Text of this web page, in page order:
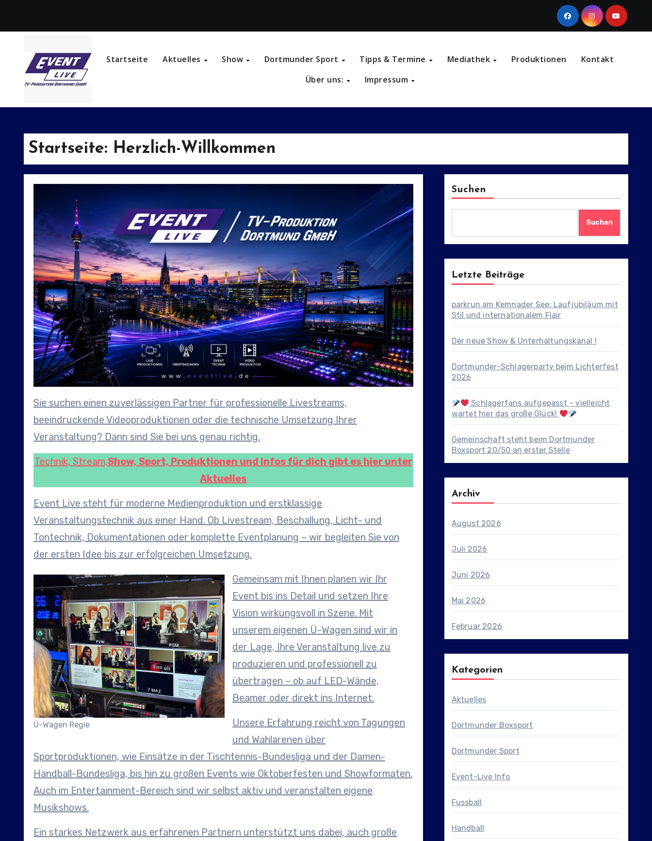
springen
Startseite Aktuelles Show Dortmunder Sport Tipps & Termine Mediathek Produktionen
Kontakt
Über uns:
Impressum
Startseite: Herzlich-Willkommen
Sie suchen einen zuverlässigen Partner für professionelle Livestreams,
beeindruckende Videoproduktionen oder die technische Umsetzung Ihrer
Veranstaltung? Dann sind Sie bei uns genau richtig.
Technik, Stream,Show, Sport, Produktionen und Infos für dich gibt es hier unter
Aktuelles
Event Live steht für moderne Medienproduktion und erstklassige
Veranstaltungstechnik aus einer Hand. Ob Livestream, Beschallung, Licht- und
Tontechnik, Dokumentationen oder komplette Eventplanung – wir begleiten Sie von
der ersten Idee bis zur erfolgreichen Umsetzung.
Ü-Wagen Regie
Gemeinsam mit Ihnen planen wir Ihr
Event bis ins Detail und setzen Ihre
Vision wirkungsvoll in Szene. Mit
unserem eigenen Ü-Wagen sind wir in
der Lage, Ihre Veranstaltung live zu
produzieren und professionell zu
übertragen – ob auf LED-Wände,
Beamer oder direkt ins Internet.
Unsere Erfahrung reicht von Tagungen
und Wahlarenen über
Sportproduktionen, wie Einsätze in der Tischtennis-Bundesliga und der Damen-
Handball-Bundesliga, bis hin zu großen Events wie Oktoberfesten und Showformaten.
Auch im Entertainment-Bereich sind wir selbst aktiv und veranstalten eigene
Musikshows.
Ein starkes Netzwerk aus erfahrenen Partnern unterstützt uns dabei, auch große
Suchen
Suchen
Letzte Beiträge
parkrun am Kemnader See: Laufjubiläum mit
Stil und internationalem Flair
Der neue Show & Unterhaltungskanal !
Dortmunder-Schlagerparty beim Lichterfest
2026
Schlagerfans aufgepasst – vielleicht
wartet hier das große Glück!
Gemeinschaft steht beim Dortmunder
Boxsport 20/50 an erster Stelle
Archiv
August 2026
Juli 2026
Juni 2026
Mai 2026
Februar 2026
Kategorien
Aktuelles
Dortmunder Boxsport
Dortmunder Sport
Event-Live Info
Fussball
Handball